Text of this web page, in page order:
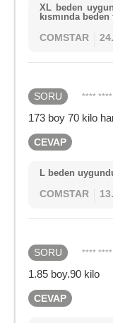
XL beden
kısmında
COMSTAR
SORU **** ****
173 boy 70 kilo
CEVAP
L beden
COMSTAR
SORU **** ****
1.85 boy.90 kilo
CEVAP